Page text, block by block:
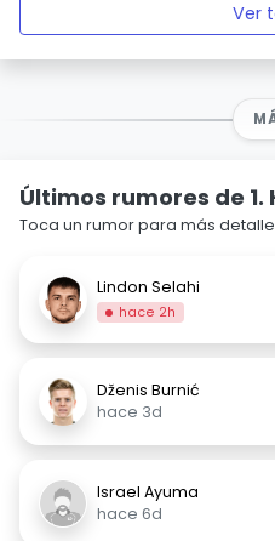
Ver
Últimos rumores de 1.
Toca un rumor para más
Lindon Selahi
hace 2h
Dženis Burnić
hace 3d
Israel Ayuma
hace 6d